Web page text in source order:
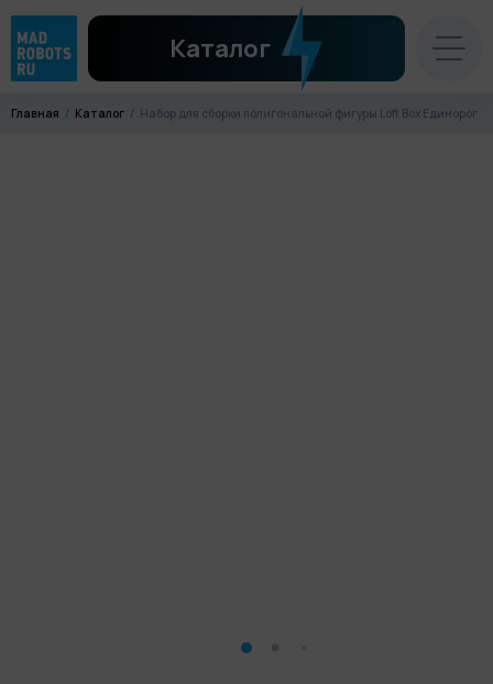
Каталог
Главная Каталог Набор для сборки полигональной фигуры Loft Box Единорог